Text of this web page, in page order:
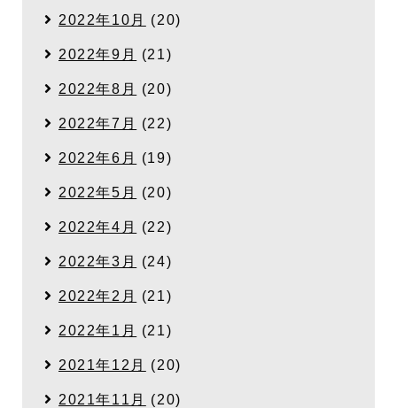
2022年10月 (20)
2022年9月 (21)
2022年8月 (20)
2022年7月 (22)
2022年6月 (19)
2022年5月 (20)
2022年4月 (22)
2022年3月 (24)
2022年2月 (21)
2022年1月 (21)
2021年12月 (20)
2021年11月 (20)